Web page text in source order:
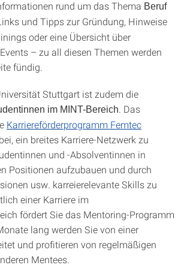
rund um das Thema Beruf
Links und Tipps zur Gründung, Hinweise
oder eine Übersicht über
– zu all diesen Themen werden
fündig.
Stuttgart ist zudem die
im MINT-Bereich . Das
Karriereförderprogramm Femtec
ein breites Karriere-Netzwerk zu
und -Absolventinnen in
Positionen aufzubauen und durch
usw. karreierelevante Skills zu
einer Karriere im
fördert Sie das Mentoring-Programm
lang werden Sie von einer
und profitieren von regelmäßigen
Mentees.